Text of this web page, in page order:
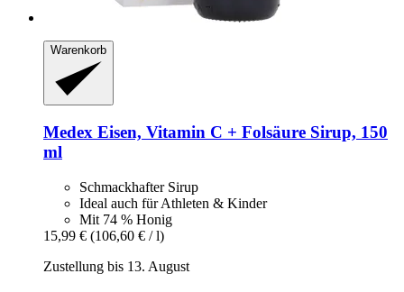
Warenkorb
Medex Eisen, Vitamin C + Folsäure Sirup, 150
ml
Schmackhafter Sirup
Ideal auch für Athleten & Kinder
Mit 74 % Honig
15,99 € (106,60 € / l)
Zustellung bis 13. August